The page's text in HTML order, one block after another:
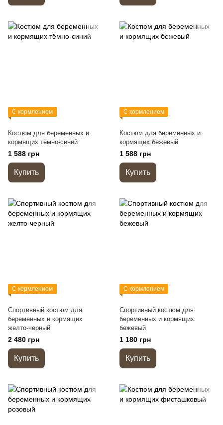
С кормлением
Костюм для беременных и
кормящих тёмно-синий
1 588 грн
Купить
С кормлением
Костюм для беременных и
кормящих бежевый
1 588 грн
Купить
С кормлением
Спортивный костюм для
беременных и кормящих
желто-черный
2 480 грн
Купить
С кормлением
Спортивный костюм для
беременных и кормящих
бежевый
1 180 грн
Купить